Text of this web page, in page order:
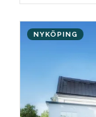
NYKÖPING